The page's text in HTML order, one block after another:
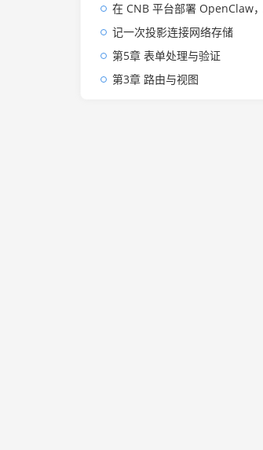
在 CNB 平台部署 OpenClaw，
记一次投影连接网络存储
第5章 表单处理与验证
第3章 路由与视图